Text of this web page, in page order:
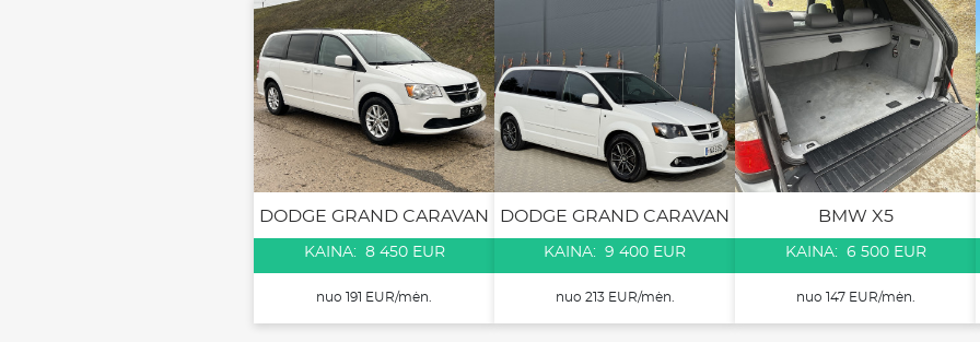
DODGE GRAND CARAVAN
KAINA: 8 450 EUR
nuo 191 EUR/mėn.
DODGE GRAND CARAVAN
KAINA: 9 400 EUR
nuo 213 EUR/mėn.
BMW X5
KAINA: 6 500 EUR
nuo 147 EUR/mėn.